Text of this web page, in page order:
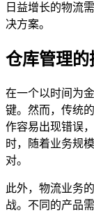
日益增长的物流
决方案。
仓库管理
在一个以时间为
键。然而，传统
作容易出现错误
时，随着业务规
对。
此外，物流业务
战。不同的产品